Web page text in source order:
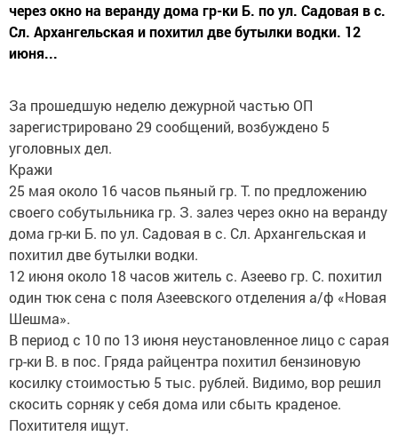
через окно на веранду дома гр-ки Б. по ул. Садовая в с.
Сл. Архангельская и похитил две бутылки водки. 12
июня...
За прошедшую неделю дежурной частью ОП
зарегистрировано 29 сообщений, возбуждено 5
уголовных дел.
Кражи
25 мая около 16 часов пьяный гр. Т. по предложению
своего собутыльника гр. З. залез через окно на веранду
дома гр-ки Б. по ул. Садовая в с. Сл. Архангельская и
похитил две бутылки водки.
12 июня около 18 часов житель с. Азеево гр. С. похитил
один тюк сена с поля Азеевского отделения а/ф «Новая
Шешма».
В период с 10 по 13 июня неустановленное лицо с сарая
гр-ки В. в пос. Гряда райцентра похитил бензиновую
косилку стоимостью 5 тыс. рублей. Видимо, вор решил
скосить сорняк у себя дома или сбыть краденое.
Похитителя ищут.